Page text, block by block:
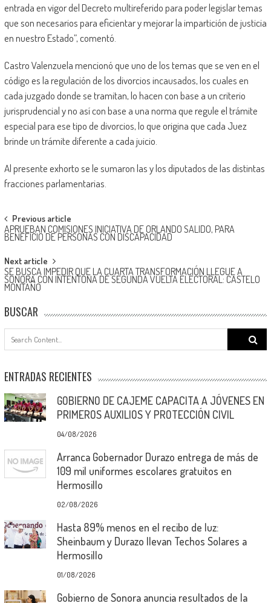
entrada en vigor del Decreto multireferido para poder legislar temas
que son necesarios para eficientar y mejorar la impartición de justicia
en nuestro Estado”, comentó.
Castro Valenzuela mencionó que uno de los temas que se ven en el
código es la regulación de los divorcios incausados, los cuales en
cada juzgado donde se tramitan, lo hacen con base a un criterio
jurisprudencial y no así con base a una norma que regule el trámite
especial para ese tipo de divorcios, lo que origina que cada Juez
brinde un trámite diferente a cada juicio.
Al presente exhorto se le sumaron las y los diputados de las distintas
fracciones parlamentarias.
Post
navigation
Previous article
APRUEBAN COMISIONES INICIATIVA DE ORLANDO SALIDO, PARA
BENEFICIO DE PERSONAS CON DISCAPACIDAD
Next article
SE BUSCA IMPEDIR QUE LA CUARTA TRANSFORMACIÓN LLEGUE A
SONORA CON INTENTONA DE SEGUNDA VUELTA ELECTORAL: CASTELO
MONTAÑO
BUSCAR
Search
for:
ENTRADAS RECIENTES
GOBIERNO DE CAJEME CAPACITA A JÓVENES EN
PRIMEROS AUXILIOS Y PROTECCIÓN CIVIL
04/08/2026
Arranca Gobernador Durazo entrega de más de
109 mil uniformes escolares gratuitos en
Hermosillo
02/08/2026
Hasta 89% menos en el recibo de luz:
Sheinbaum y Durazo llevan Techos Solares a
Hermosillo
01/08/2026
Gobierno de Sonora anuncia resultados de la